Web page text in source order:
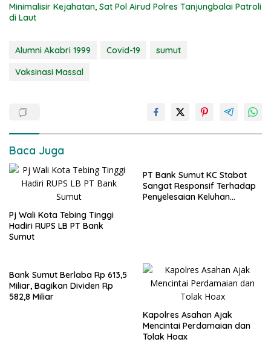
Minimalisir Kejahatan, Sat Pol Airud Polres Tanjungbalai Patroli
di Laut
Alumni Akabri 1999 Covid-19
sumut
Vaksinasi Massal
Baca Juga
Pj Wali Kota Tebing Tinggi
Hadiri RUPS LB PT Bank
Sumut
PT Bank Sumut KC Stabat
Sangat Responsif Terhadap
Penyelesaian Keluhan
Bank Sumut Berlaba Rp 613,5
Miliar, Bagikan Dividen Rp
582,8 Miliar
Kapolres Asahan Ajak
Mencintai Perdamaian dan
Tolak Hoax